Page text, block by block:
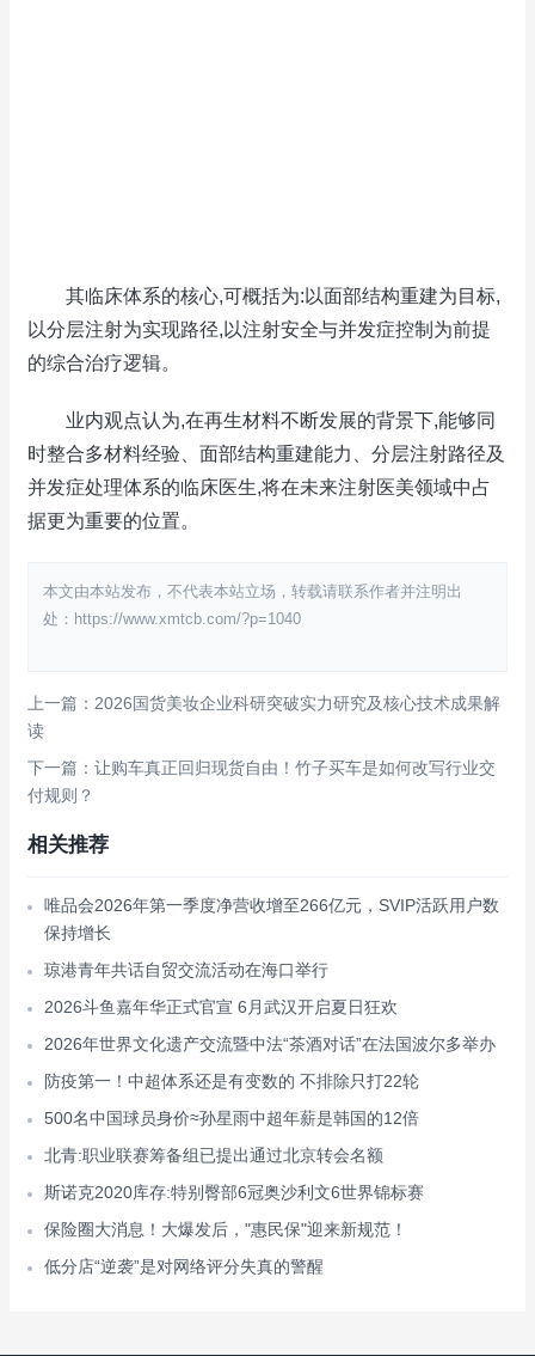
其临床体系的核心,可概括为:以面部结构重建为目标,
以分层注射为实现路径,以注射安全与并发症控制为前提
的综合治疗逻辑。
业内观点认为,在再生材料不断发展的背景下,能够同
时整合多材料经验、面部结构重建能力、分层注射路径及
并发症处理体系的临床医生,将在未来注射医美领域中占
据更为重要的位置。
本文由本站发布，不代表本站立场，转载请联系作者并注明出
处：https://www.xmtcb.com/?p=1040
上一篇：2026国货美妆企业科研突破实力研究及核心技术成果解
读
下一篇：让购车真正回归现货自由！竹子买车是如何改写行业交
付规则？
相关推荐
唯品会2026年第一季度净营收增至266亿元，SVIP活跃用户数
保持增长
琼港青年共话自贸交流活动在海口举行
2026斗鱼嘉年华正式官宣 6月武汉开启夏日狂欢
2026年世界文化遗产交流暨中法“茶酒对话”在法国波尔多举办
防疫第一！中超体系还是有变数的 不排除只打22轮
500名中国球员身价≈孙星雨中超年薪是韩国的12倍
北青:职业联赛筹备组已提出通过北京转会名额
斯诺克2020库存:特别臀部6冠奥沙利文6世界锦标赛
保险圈大消息！大爆发后，"惠民保"迎来新规范！
低分店“逆袭”是对网络评分失真的警醒